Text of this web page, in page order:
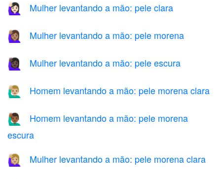
🙋🏻‍♀️ Mulher levantando a mão: pele clara
🙋🏽‍♀️ Mulher levantando a mão: pele morena
🙋🏿‍♀️ Mulher levantando a mão: pele escura
🙋🏼‍♂️ Homem levantando a mão: pele morena clara
🙋🏾‍♂️
Homem levantando a mão: pele morena
escura
🙋🏼‍♀️ Mulher levantando a mão: pele morena clara